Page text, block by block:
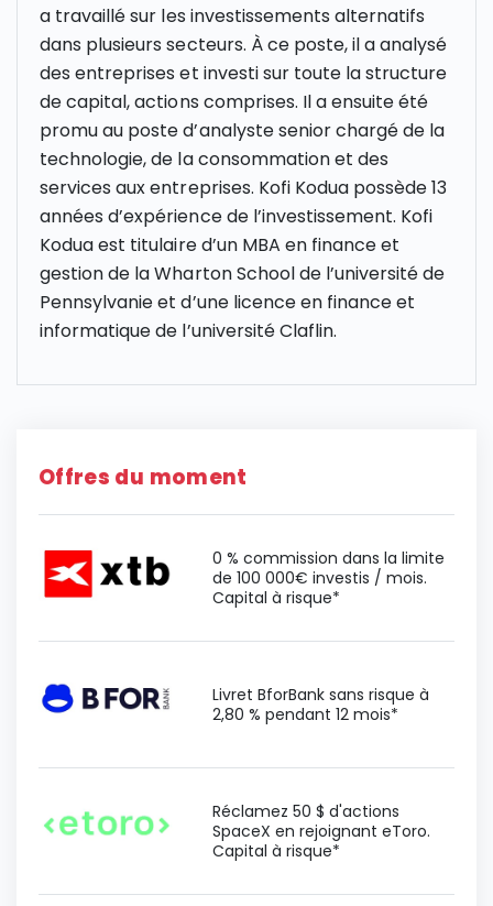
a travaillé sur les investissements alternatifs
dans plusieurs secteurs. À ce poste, il a analysé
des entreprises et investi sur toute la structure
de capital, actions comprises. Il a ensuite été
promu au poste d’analyste senior chargé de la
technologie, de la consommation et des
services aux entreprises. Kofi Kodua possède 13
années d’expérience de l’investissement. Kofi
Kodua est titulaire d’un MBA en finance et
gestion de la Wharton School de l’université de
Pennsylvanie et d’une licence en finance et
informatique de l’université Claflin.
Offres du moment
0 % commission dans la limite
de 100 000€ investis / mois.
Capital à risque*
Livret BforBank sans risque à
2,80 % pendant 12 mois*
Réclamez 50 $ d'actions
SpaceX en rejoignant eToro.
Capital à risque*